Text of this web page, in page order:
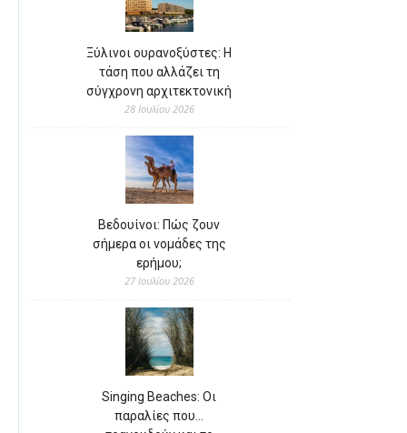
Ξύλινοι ουρανοξύστες: Η
τάση που αλλάζει τη
σύγχρονη αρχιτεκτονική
28 Ιουλίου 2026
Βεδουίνοι: Πώς ζουν
σήμερα οι νομάδες της
ερήμου;
27 Ιουλίου 2026
Singing Beaches: Οι
παραλίες που…